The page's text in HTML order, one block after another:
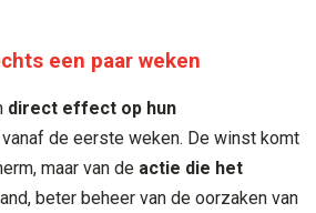
een paar weken
direct effect op hun
vanaf de eerste weken. De winst komt
maar van de actie die het
beter beheer van de oorzaken van